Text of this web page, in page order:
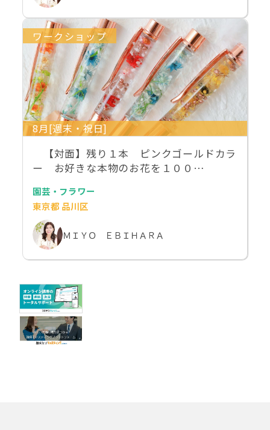
ワークショップ
8月[週末・祝日]
【対面】残り１本 ピンクゴールドカラ
ー お好きな本物のお花を１００…
園芸・フラワー
東京都 品川区
ＭＩＹＯ ＥＢＩＨＡＲＡ